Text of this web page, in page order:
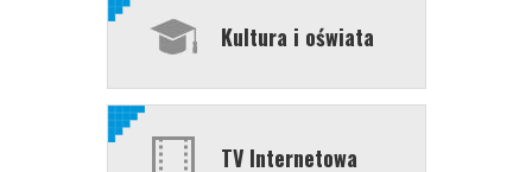
Kultura i oświata
TV Internetowa